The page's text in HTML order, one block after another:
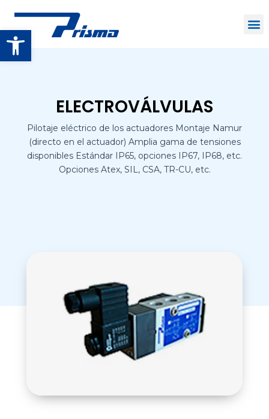
Open toolbar
ELECTROVÁLVULAS
Pilotaje eléctrico de los actuadores Montaje Namur
(directo en el actuador) Amplia gama de tensiones
disponibles Estándar IP65, opciones IP67, IP68, etc.
Opciones Atex, SIL, CSA, TR-CU, etc.